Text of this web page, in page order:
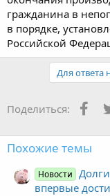
гражданина в
в порядке,
Российской
Для ответа
Поделиться:
Похожие темы
Новости
впервые